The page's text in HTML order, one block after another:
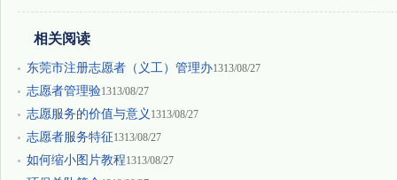
相关阅读
东莞市注册志愿者（义工）管理办1313/08/27
志愿者管理验1313/08/27
志愿服务的价值与意义 1313/08/27
志愿者服务特征1313/08/27
如何缩小图片教程1313/08/27